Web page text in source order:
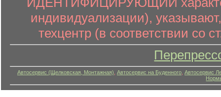
индивидуализации),
техцентр (в соответствии со
Автосервис (Щелковская, Монтажная) Автосервис на Буденного Автосервис